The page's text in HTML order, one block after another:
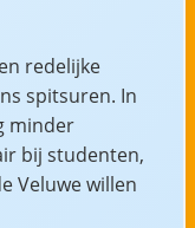
redelijke
spitsuren. In
minder
bij studenten,
Veluwe willen